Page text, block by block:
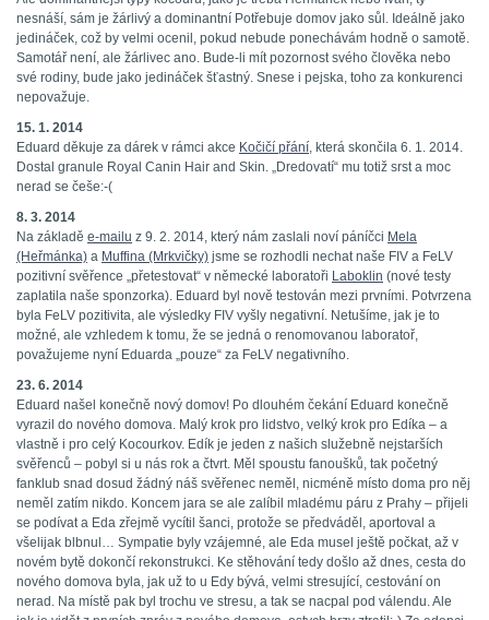
nesnáší, sám je žárlivý a dominantní Potřebuje domov jako sůl. Ideálně jako
jedináček, což by velmi ocenil, pokud nebude ponechávám hodně o samotě.
Samotář není, ale žárlivec ano. Bude-li mít pozornost svého člověka nebo
své rodiny, bude jako jedináček šťastný. Snese i pejska, toho za konkurenci
nepovažuje.
15. 1. 2014
Eduard děkuje za dárek v rámci akce Kočičí přání, která skončila 6. 1. 2014.
Dostal granule Royal Canin Hair and Skin. „Dredovatí“ mu totiž srst a moc
nerad se češe:-(
8. 3. 2014
Na základě e-mailu z 9. 2. 2014, který nám zaslali noví páníčci Mela
(Heřmánka) a Muffina (Mrkvičky) jsme se rozhodli nechat naše FIV a FeLV
pozitivní svěřence „přetestovat“ v německé laboratoři Laboklin (nové testy
zaplatila naše sponzorka). Eduard byl nově testován mezi prvními. Potvrzena
byla FeLV pozitivita, ale výsledky FIV vyšly negativní. Netušíme, jak je to
možné, ale vzhledem k tomu, že se jedná o renomovanou laboratoř,
považujeme nyní Eduarda „pouze“ za FeLV negativního.
23. 6. 2014
Eduard našel konečně nový domov! Po dlouhém čekání Eduard konečně
vyrazil do nového domova. Malý krok pro lidstvo, velký krok pro Edíka – a
vlastně i pro celý Kocourkov. Edík je jeden z našich služebně nejstarších
svěřenců – pobyl si u nás rok a čtvrt. Měl spoustu fanoušků, tak početný
fanklub snad dosud žádný náš svěřenec neměl, nicméně místo doma pro něj
neměl zatím nikdo. Koncem jara se ale zalíbil mladému páru z Prahy – přijeli
se podívat a Eda zřejmě vycítil šanci, protože se předváděl, aportoval a
všelijak blbnul… Sympatie byly vzájemné, ale Eda musel ještě počkat, až v
novém bytě dokončí rekonstrukci. Ke stěhování tedy došlo až dnes, cesta do
nového domova byla, jak už to u Edy bývá, velmi stresující, cestování on
nerad. Na místě pak byl trochu ve stresu, a tak se nacpal pod válendu. Ale